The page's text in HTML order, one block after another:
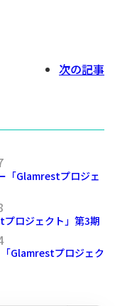
次の記事
「Glamrestプロジェ
ロジェクト」第3期
Glamrestプロジェク